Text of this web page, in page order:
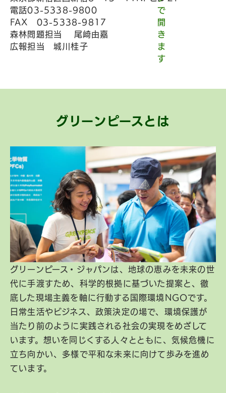
電話03-5338-9800
FAX 03-5338-9817
森林問題担当 尾崎由嘉
広報担当 城川桂子
グリーンピースとは
グリーンピース・ジャパンは、地球の恵みを未来の世
代に手渡すため、科学的根拠に基づいた提案と、徹
底した現場主義を軸に行動する国際環境NGOです。
日常生活やビジネス、政策決定の場で、環境保護が
当たり前のように実践される社会の実現をめざして
います。想いを同じくする人々とともに、気候危機に
立ち向かい、多様で平和な未来に向けて歩みを進め
ています。